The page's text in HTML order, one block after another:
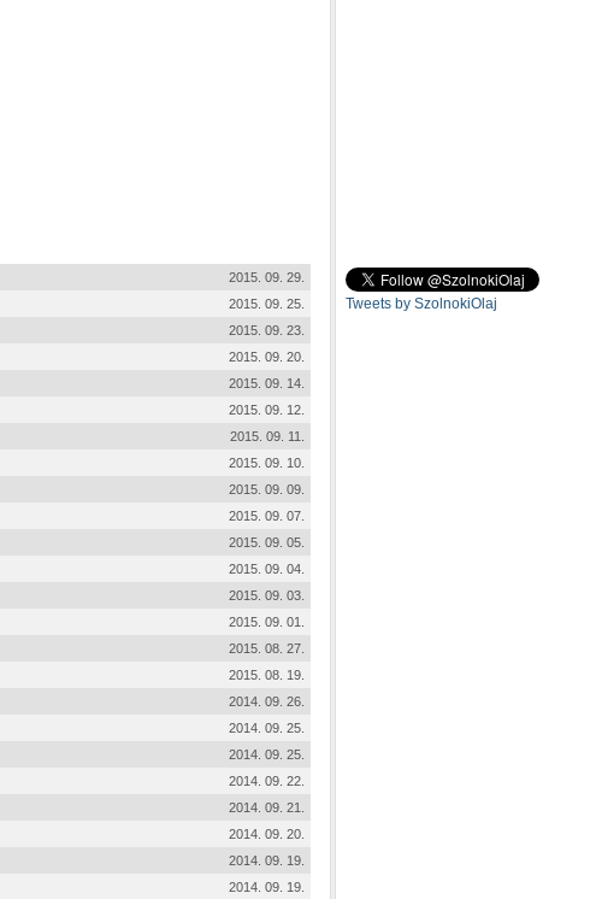
2015. 09. 29.
2015. 09. 25.
2015. 09. 23.
2015. 09. 20.
2015. 09. 14.
2015. 09. 12.
2015. 09. 11.
2015. 09. 10.
2015. 09. 09.
2015. 09. 07.
2015. 09. 05.
2015. 09. 04.
2015. 09. 03.
2015. 09. 01.
2015. 08. 27.
2015. 08. 19.
2014. 09. 26.
2014. 09. 25.
2014. 09. 25.
2014. 09. 22.
2014. 09. 21.
2014. 09. 20.
2014. 09. 19.
2014. 09. 19.
Tweets by SzolnokiOlaj